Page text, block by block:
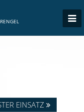
EINSATZ